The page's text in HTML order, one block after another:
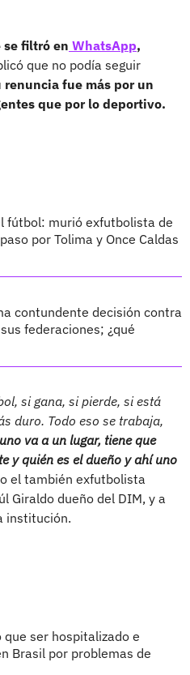
se filtró en WhatsApp,
que no podía seguir
renuncia fue más por un
que por lo deportivo.
fútbol: murió exfutbolista de
por Tolima y Once Caldas
contundente decisión contra
federaciones; ¿qué
si gana, si pierde, si está
duro. Todo eso se trabaja,
va a un lugar, tiene que
y quién es el dueño y ahí uno
el también exfutbolista
Giraldo dueño del DIM, y a
institución.
que ser hospitalizado e
Brasil por problemas de